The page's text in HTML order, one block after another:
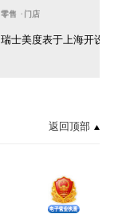
零售 · 门店
瑞士美度表于上海开设
返回顶部